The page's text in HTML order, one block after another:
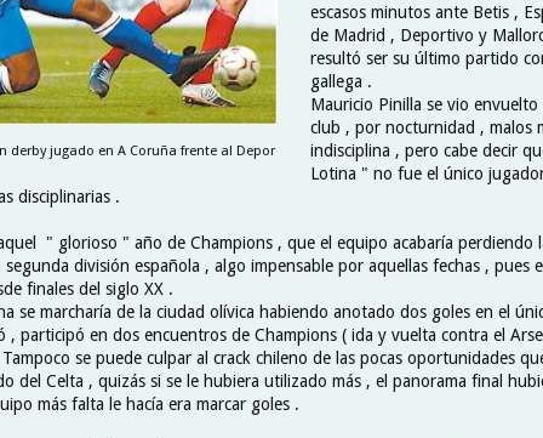
derby jugado en A Coruña frente al Depor
escasos minutos ante Betis ,
de Madrid , Deportivo y
resultó ser su último partido
gallega .
Mauricio Pinilla se vio envuelto
club , por nocturnidad , malos
indisciplina , pero cabe decir
Lotina " no fue el único
disciplinarias .
" glorioso " año de Champions , que el equipo acabaría perdiendo
segunda división española , algo impensable por aquellas fechas , pues
finales del siglo XX .
se marcharía de la ciudad olívica habiendo anotado dos goles en el
, participó en dos encuentros de Champions ( ida y vuelta contra el
se puede culpar al crack chileno de las pocas oportunidades
del Celta , quizás si se le hubiera utilizado más , el panorama final
más falta le hacía era marcar goles .